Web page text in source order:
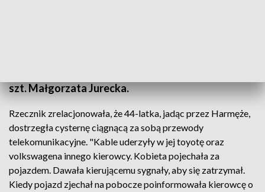
szt. Małgorzata Jurecka.
Rzecznik zrelacjonowała, że 44-latka, jadąc przez Harmęże,
dostrzegła cysternę ciągnącą za sobą przewody
telekomunikacyjne. "Kable uderzyły w jej toyotę oraz
volkswagena innego kierowcy. Kobieta pojechała za
pojazdem. Dawała kierującemu sygnały, aby się zatrzymał.
Kiedy pojazd zjechał na pobocze poinformowała kierowcę o